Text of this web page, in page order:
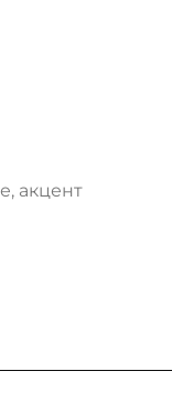
акцент